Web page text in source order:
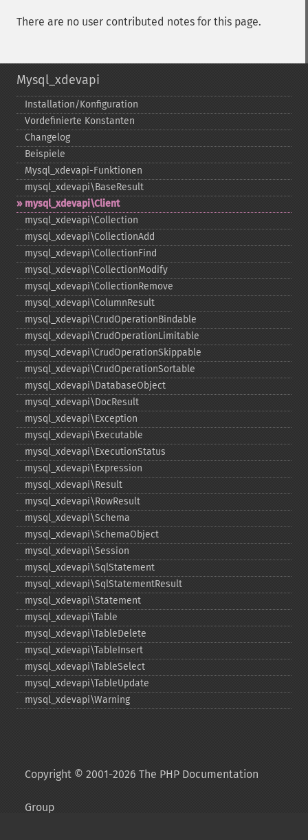
There are no user contributed notes for this page.
Mysql_xdevapi
Installation/Konfiguration
Vordefinierte Konstanten
Changelog
Beispiele
Mysql_​xdevapi-​Funktionen
mysql_​xdevapi\BaseResult
mysql_​xdevapi\Client
mysql_​xdevapi\Collection
mysql_​xdevapi\CollectionAdd
mysql_​xdevapi\CollectionFind
mysql_​xdevapi\CollectionModify
mysql_​xdevapi\CollectionRemove
mysql_​xdevapi\ColumnResult
mysql_​xdevapi\CrudOperationBindable
mysql_​xdevapi\CrudOperationLimitable
mysql_​xdevapi\CrudOperationSkippable
mysql_​xdevapi\CrudOperationSortable
mysql_​xdevapi\DatabaseObject
mysql_​xdevapi\DocResult
mysql_​xdevapi\Exception
mysql_​xdevapi\Executable
mysql_​xdevapi\ExecutionStatus
mysql_​xdevapi\Expression
mysql_​xdevapi\Result
mysql_​xdevapi\RowResult
mysql_​xdevapi\Schema
mysql_​xdevapi\SchemaObject
mysql_​xdevapi\Session
mysql_​xdevapi\SqlStatement
mysql_​xdevapi\SqlStatementResult
mysql_​xdevapi\Statement
mysql_​xdevapi\Table
mysql_​xdevapi\TableDelete
mysql_​xdevapi\TableInsert
mysql_​xdevapi\TableSelect
mysql_​xdevapi\TableUpdate
mysql_​xdevapi\Warning
Copyright © 2001-2026 The PHP Documentation
Group